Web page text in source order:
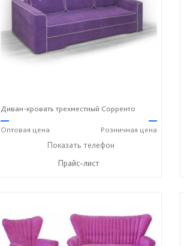
Диван-кровать трехместный Сорренто
—
Оптовая цена
—
Розничная цена
+7 (989) 269-73-94 ☎+7 (918) 316-91-77
Показать телефон
Прайс-лист